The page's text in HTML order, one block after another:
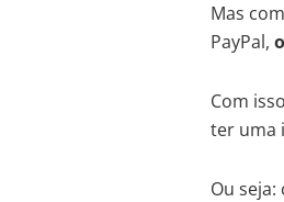
Mas
PayPal,
Com
ter uma
Ou seja: